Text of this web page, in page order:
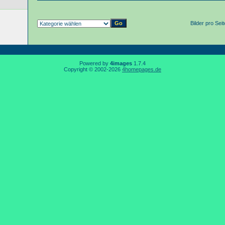
Bilder pro
Powered by 4images 1.7.4
Copyright © 2002-2026 4homepages.de